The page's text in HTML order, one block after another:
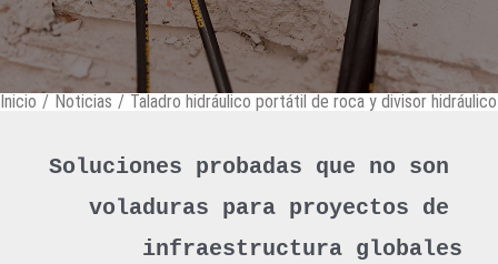
Inicio / Noticias / Taladro hidráulico portátil de roca y divisor hidráulico
Soluciones probadas que no son
voladuras para proyectos de
infraestructura globales